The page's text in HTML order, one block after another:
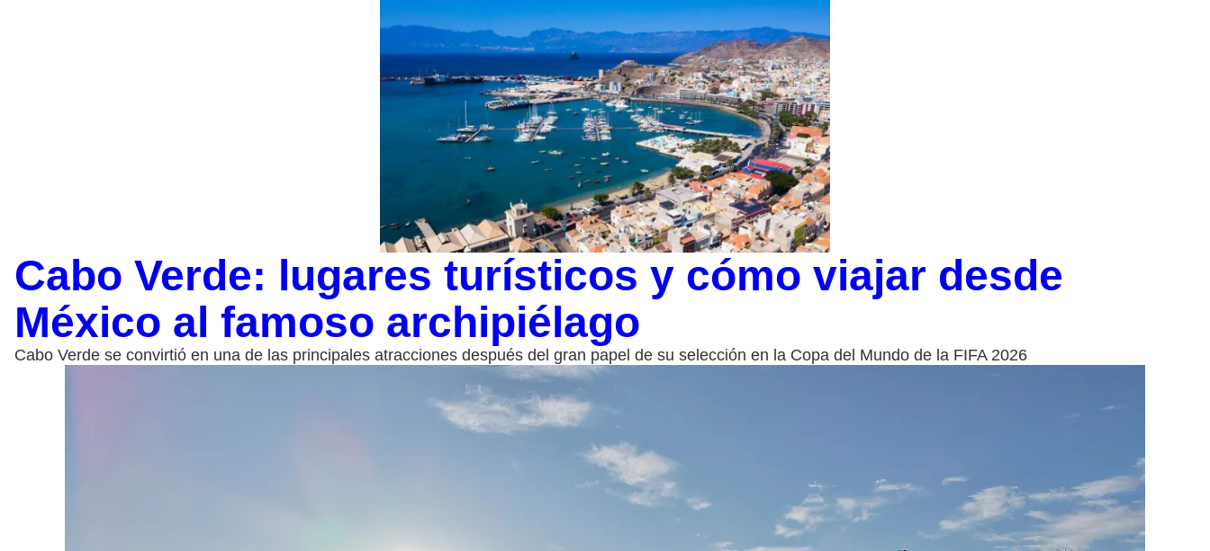
Cabo Verde: lugares turísticos y cómo viajar desde
México al famoso archipiélago
Cabo Verde se convirtió en una de las principales atracciones después del gran papel de su selección en la Copa del Mundo de la FIFA 2026